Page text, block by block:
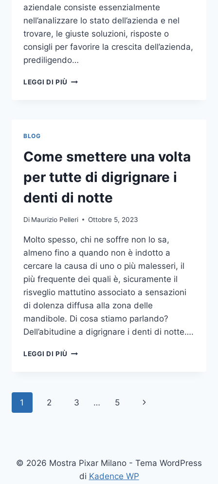
aziendale consiste essenzialmente
nell’analizzare lo stato dell’azienda e nel
trovare, le giuste soluzioni, risposte o
consigli per favorire la crescita dell’azienda,
prediligendo…
LEGGI DI PIÙ IL
BLOG
Come smettere una volta
per tutte di digrignare i
denti di notte
Di Maurizio Pelleri Ottobre 5, 2023
Molto spesso, chi ne soffre non lo sa,
almeno fino a quando non è indotto a
cercare la causa di uno o più malesseri, il
più frequente dei quali è, sicuramente il
risveglio mattutino associato a sensazioni
di dolenza diffusa alla zona delle
mandibole. Di cosa stiamo parlando?
Dell’abitudine a digrignare i denti di notte….
LEGGI DI PIÙ COME
TUTTE
NOTTE
Navigazione
1 2 3 … 5
Pagina
© 2026 Mostra Pixar Milano - Tema WordPress
di Kadence WP